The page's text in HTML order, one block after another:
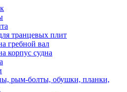
транцевых плит
гребной вал
корпус судна
рым-болты, обушки, планки,